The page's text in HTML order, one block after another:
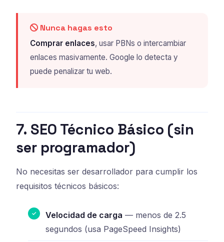
Nunca hagas esto
Comprar enlaces, usar PBNs o intercambiar
enlaces masivamente. Google lo detecta y
puede penalizar tu web.
7. SEO Técnico Básico (sin
ser programador)
No necesitas ser desarrollador para cumplir los
requisitos técnicos básicos:
Velocidad de carga — menos de 2.5
segundos (usa PageSpeed Insights)